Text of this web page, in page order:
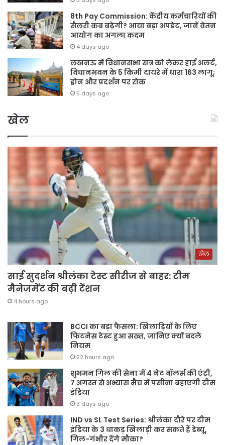
8th Pay Commission: केंद्रीय कर्मचारियों की
सैलरी कब बढ़ेगी? आया बड़ा अपडेट, जानें वेतन
आयोग का अगला कदम
4 days ago
लखनऊ में विधानसभा सत्र को लेकर हाई अलर्ट,
विधानभवन के 5 किमी दायरे में धारा 163 लागू;
ड्रोन और प्रदर्शन पर रोक
5 days ago
खेल
खेल
साई सुदर्शन श्रीलंका टेस्ट सीरीज से बाहर: टीम
मैनेजमेंट की बढ़ी टेंशन
4 hours ago
BCCI का बड़ा फैसला: खिलाड़ियों के लिए
फिटनेस टेस्ट हुआ सख्त, जानिए क्यों बदले
नियम
22 hours ago
शुभमन गिल की सेना में 4 नेट बॉलर्स की एंट्री,
7 अगस्त से अभ्यास मैच में पसीना बहाएगी टीम
इंडिया
3 days ago
IND vs SL Test Series: श्रीलंका दौरे पर टीम
इंडिया के 3 धाकड़ खिलाड़ी कर सकते हैं डेब्यू,
गिल-गंभीर देंगे मौका?